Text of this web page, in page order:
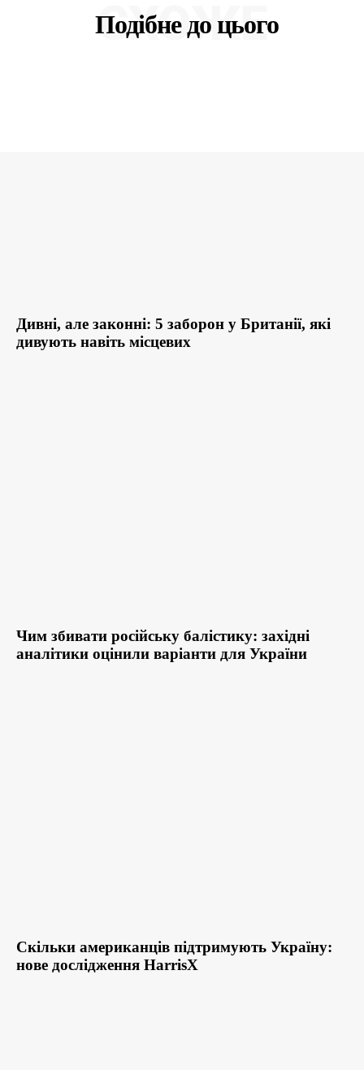
Подібне до цього
СХОЖЕ
Дивні, але законні: 5 заборон у Британії, які
дивують навіть місцевих
Чим збивати російську балістику: західні
аналітики оцінили варіанти для України
Скільки американців підтримують Україну:
нове дослідження HarrisX